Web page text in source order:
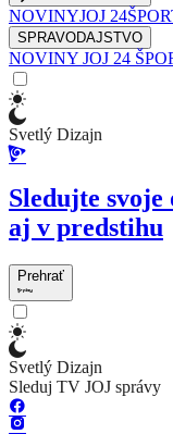
NOVINYJOJ 24
SPRAVODAJSTVO
NOVINY JOJ 24
Svetlý Dizajn
Sledujte
aj v predstihu
Prehrať
Svetlý Dizajn
Sleduj TV JOJ správy